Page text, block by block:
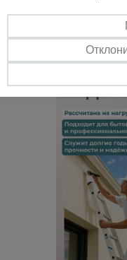
прочности
Устойчивость в
В конструкции
исключающие смещение и